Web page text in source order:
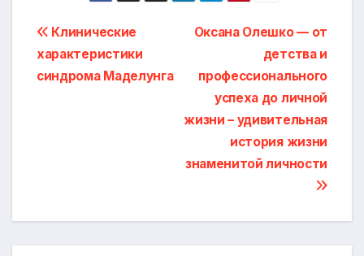
Навигация
по
Оксана Олешко — от
детства и
профессионального
успеха до личной
жизни – удивительная
история жизни
знаменитой личности
Клинические
характеристики
синдрома Маделунга